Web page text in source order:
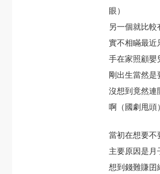
眼）
另一個就比
實不相瞞最近
手在家照顧嬰
剛出生當然是
沒想到竟然連
啊（國劇甩頭
當初在想要不
主要原因是
想到錢難賺囝